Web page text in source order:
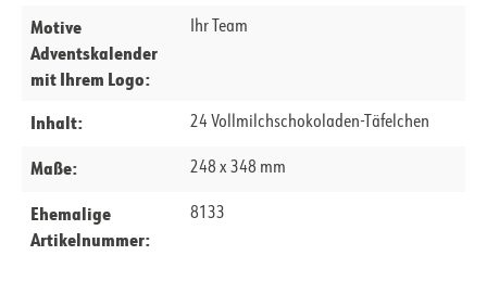
Motive
Adventskalender
mit Ihrem Logo:
Ihr Team
Inhalt: 24 Vollmilchschokoladen-Täfelchen
Maße: 248 x 348 mm
Ehemalige
Artikelnummer:
8133